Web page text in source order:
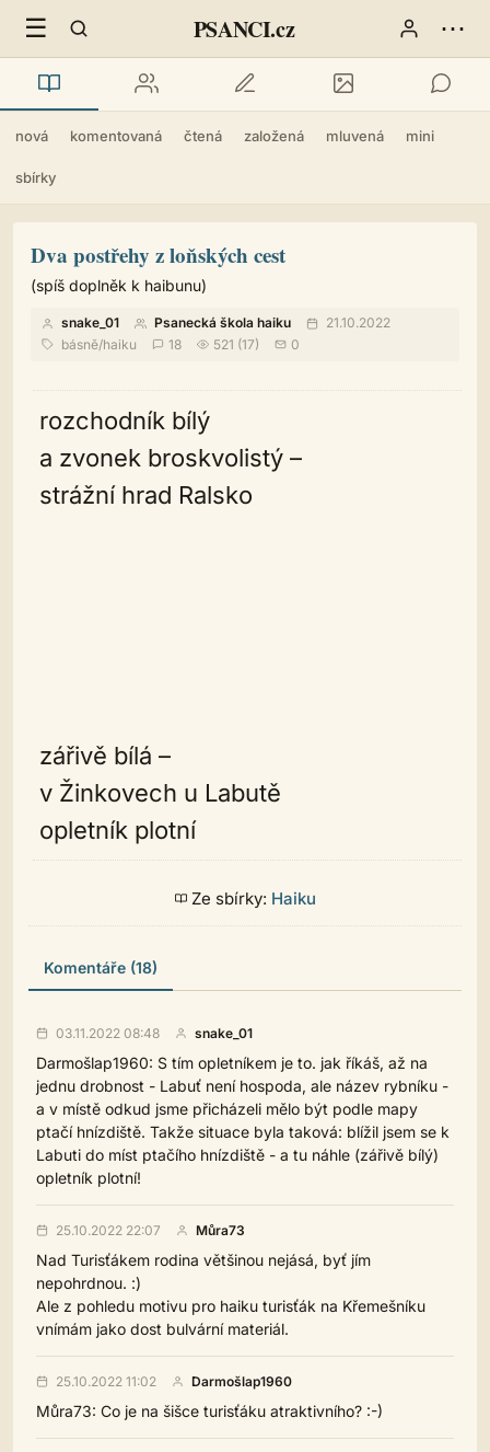
☰ PSANCI.cz ⋯
nová komentovaná čtená založená mluvená mini
sbírky
Dva postřehy z loňských cest
(spíš doplněk k haibunu)
snake_01 Psanecká škola haiku
21.10.2022
básně/haiku 18 521 (17) 0
rozchodník bílý
a zvonek broskvolistý –
strážní hrad Ralsko
zářivě bílá –
v Žinkovech u Labutě
opletník plotní
Ze sbírky: Haiku
Komentáře (18)
03.11.2022 08:48 snake_01
Darmošlap1960: S tím opletníkem je to. jak říkáš, až na
jednu drobnost - Labuť není hospoda, ale název rybníku -
a v místě odkud jsme přicházeli mělo být podle mapy
ptačí hnízdiště. Takže situace byla taková: blížil jsem se k
Labuti do míst ptačího hnízdiště - a tu náhle (zářivě bílý)
opletník plotní!
25.10.2022 22:07 Můra73
Nad Turisťákem rodina většinou nejásá, byť jím
nepohrdnou. :)
Ale z pohledu motivu pro haiku turisťák na Křemešníku
vnímám jako dost bulvární materiál.
25.10.2022 11:02 Darmošlap1960
Můra73: Co je na šišce turisťáku atraktivního? :-)